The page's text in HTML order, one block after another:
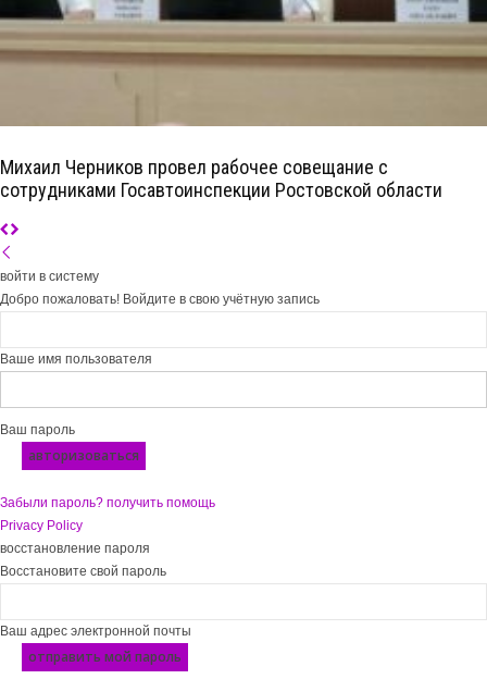
Михаил Черников провел рабочее совещание с
сотрудниками Госавтоинспекции Ростовской области
войти в систему
Добро пожаловать! Войдите в свою учётную запись
Ваше имя пользователя
Ваш пароль
Забыли пароль? получить помощь
Privacy Policy
восстановление пароля
Восстановите свой пароль
Ваш адрес электронной почты